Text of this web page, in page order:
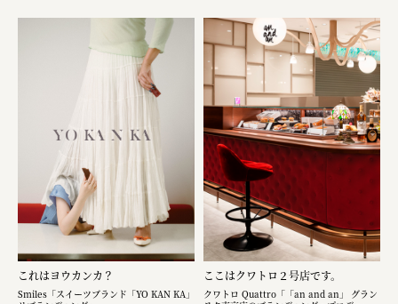
これはヨウカンカ？
Smiles「スイーツブランド「YO KAN KA」
ここはクワトロ２号店です。
クワトロ Quattro「「an and an」 グラン